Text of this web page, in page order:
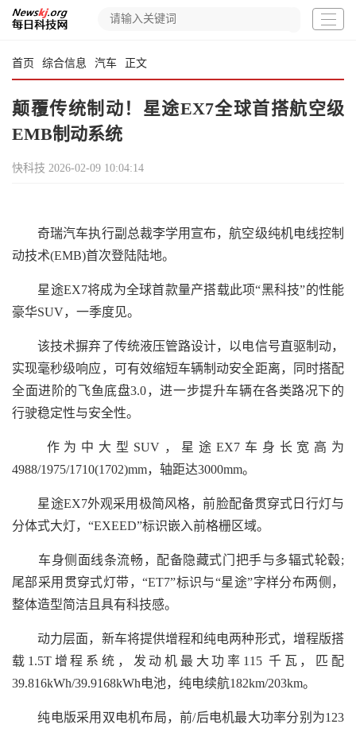
首页 综合信息 汽车 正文
颠覆传统制动！星途EX7全球首搭航空级
EMB制动系统
快科技 2026-02-09 10:04:14
奇瑞汽车执行副总裁李学用宣布，航空级纯机电线控制
动技术(EMB)首次登陆陆地。
星途EX7将成为全球首款量产搭载此项“黑科技”的性能
豪华SUV，一季度见。
该技术摒弃了传统液压管路设计，以电信号直驱制动，
实现毫秒级响应，可有效缩短车辆制动安全距离，同时搭配
全面进阶的飞鱼底盘3.0，进一步提升车辆在各类路况下的
行驶稳定性与安全性。
作为中大型SUV，星途EX7车身长宽高为
4988/1975/1710(1702)mm，轴距达3000mm。
星途EX7外观采用极简风格，前脸配备贯穿式日行灯与
分体式大灯，“EXEED”标识嵌入前格栅区域。
车身侧面线条流畅，配备隐藏式门把手与多辐式轮毂;
尾部采用贯穿式灯带，“ET7”标识与“星途”字样分布两侧，
整体造型简洁且具有科技感。
动力层面，新车将提供增程和纯电两种形式，增程版搭
载1.5T增程系统，发动机最大功率115 千瓦，匹配
39.816kWh/39.9168kWh电池，纯电续航182km/203km。
纯电版采用双电机布局，前/后电机最大功率分别为123